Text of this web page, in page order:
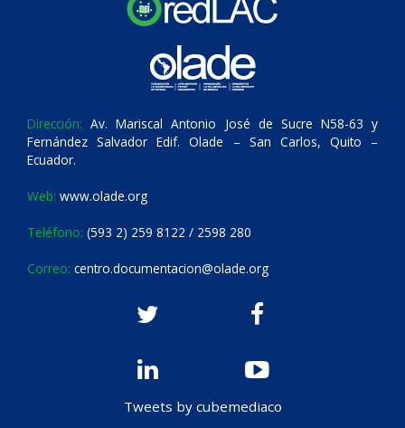
Dirección: Av. Mariscal Antonio José de Sucre N58-63 y
Fernández Salvador Edif. Olade – San Carlos, Quito –
Ecuador.
Web: www.olade.org
Teléfono: (593 2) 259 8122 / 2598 280
Correo: centro.documentacion@olade.org
Tweets by cubemediaco